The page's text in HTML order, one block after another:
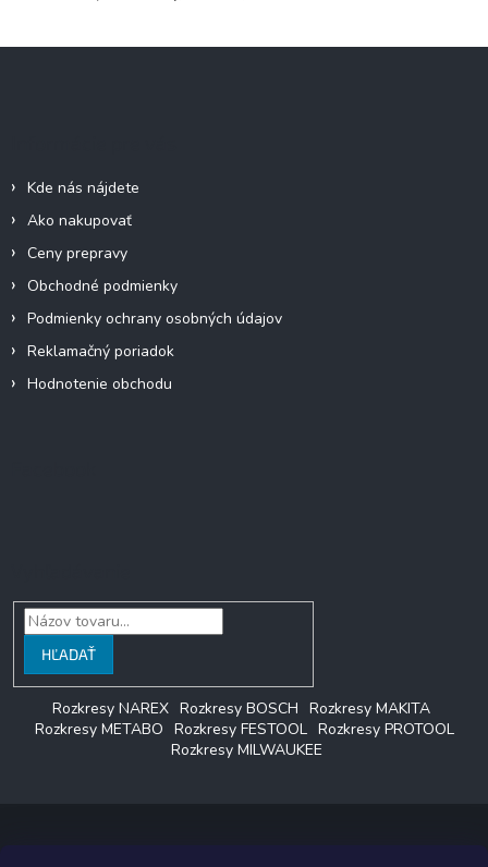
Kde nás nájdete
Ako nakupovať
Ceny prepravy
Obchodné podmienky
Podmienky ochrany osobných údajov
Reklamačný poriadok
Hodnotenie obchodu
HĽADAŤ
Rozkresy NAREX Rozkresy BOSCH Rozkresy MAKITA
Rozkresy METABO Rozkresy FESTOOL Rozkresy PROTOOL
Rozkresy MILWAUKEE